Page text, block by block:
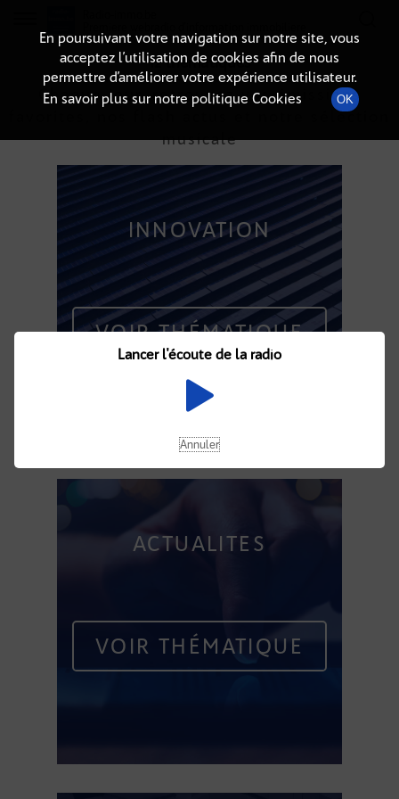
12 thématiques
Chaque jour, retrouvez vos émissions
favorites, nos flash actus et notre sélection
musicale
INNOVATION
VOIR THÉMATIQUE
ACTUALITÉS
VOIR THÉMATIQUE
En poursuivant votre navigation sur notre site, vous
acceptez l’utilisation de cookies afin de nous
permettre d’améliorer votre expérience utilisateur.
En savoir plus sur notre politique Cookies
OK
Lancer l'écoute de la radio
Annuler